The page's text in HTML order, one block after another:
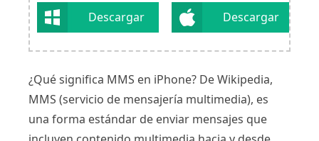
Descargar Descargar
¿Qué significa MMS en iPhone? De Wikipedia,
MMS (servicio de mensajería multimedia), es
una forma estándar de enviar mensajes que